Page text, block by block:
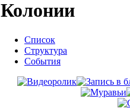
Колонии
Список
Структура
События